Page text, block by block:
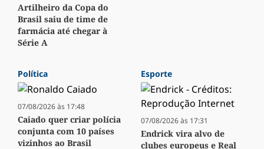
Artilheiro da Copa do
Brasil saiu de time de
farmácia até chegar à
Série A
Política
07/08/2026 às 17:48
Caiado quer criar polícia
conjunta com 10 países
vizinhos ao Brasil
Esporte
07/08/2026 às 17:31
Endrick vira alvo de
clubes europeus e Real